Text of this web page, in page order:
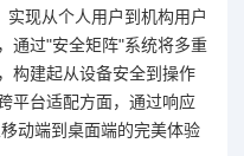
现从个人用户到机构用户
通过"安全矩阵"系统将多重
构建起从设备安全到操作
平台适配方面，通过响应
动端到桌面端的完美体验